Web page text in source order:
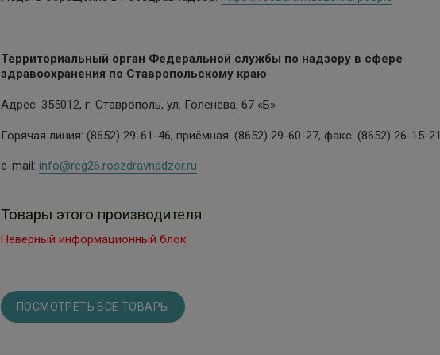
Территориальный орган Федеральной службы по надзору в сфере
здравоохранения по Ставропольскому краю
Адрес: 355012, г. Ставрополь, ул. Голенева, 67 «Б»
Горячая линия: (8652) 29-61-46, приёмная: (8652) 29-60-27, факс: (8652) 26-15-21
e-mail: info@reg26.roszdravnadzor.ru
Товары этого производителя
Неверный информационный блок
ПОСМОТРЕТЬ ВСЕ ТОВАРЫ